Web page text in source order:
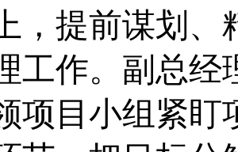
，提前谋划、
工作。 副总经
项目小组紧盯